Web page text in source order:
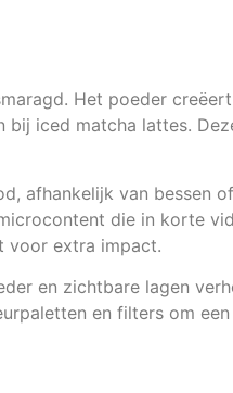
Het poeder
iced matcha lattes.
afhankelijk van bessen
die in korte
voor extra impact.
en zichtbare lagen
en filters om